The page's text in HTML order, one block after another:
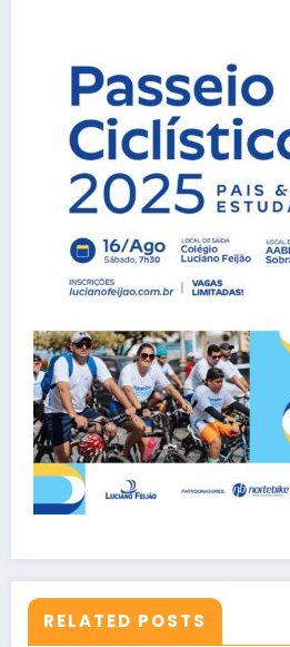
RELATED POSTS